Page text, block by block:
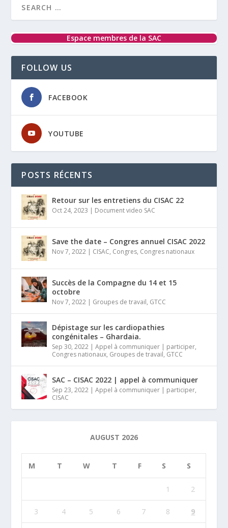
Espace membres de la SAC
FOLLOW US
FACEBOOK
YOUTUBE
POSTS RÉCENTS
Retour sur les entretiens du CISAC 22
Oct 24, 2023 | Document video SAC
Save the date – Congres annuel CISAC 2022
Nov 7, 2022 | CISAC, Congres, Congres nationaux
Succès de la Compagne du 14 et 15
octobre
Nov 7, 2022 | Groupes de travail, GTCC
Dépistage sur les cardiopathies
congénitales – Ghardaia.
Sep 30, 2022 |Appel à communiquer | participer,
Congres nationaux, Groupes de travail, GTCC
SAC – CISAC 2022 | appel à communiquer
Sep 23, 2022 |Appel à communiquer | participer,
CISAC
AUGUST 2026
M T W T F S S
1 2
3 4 5 6 7 8 9